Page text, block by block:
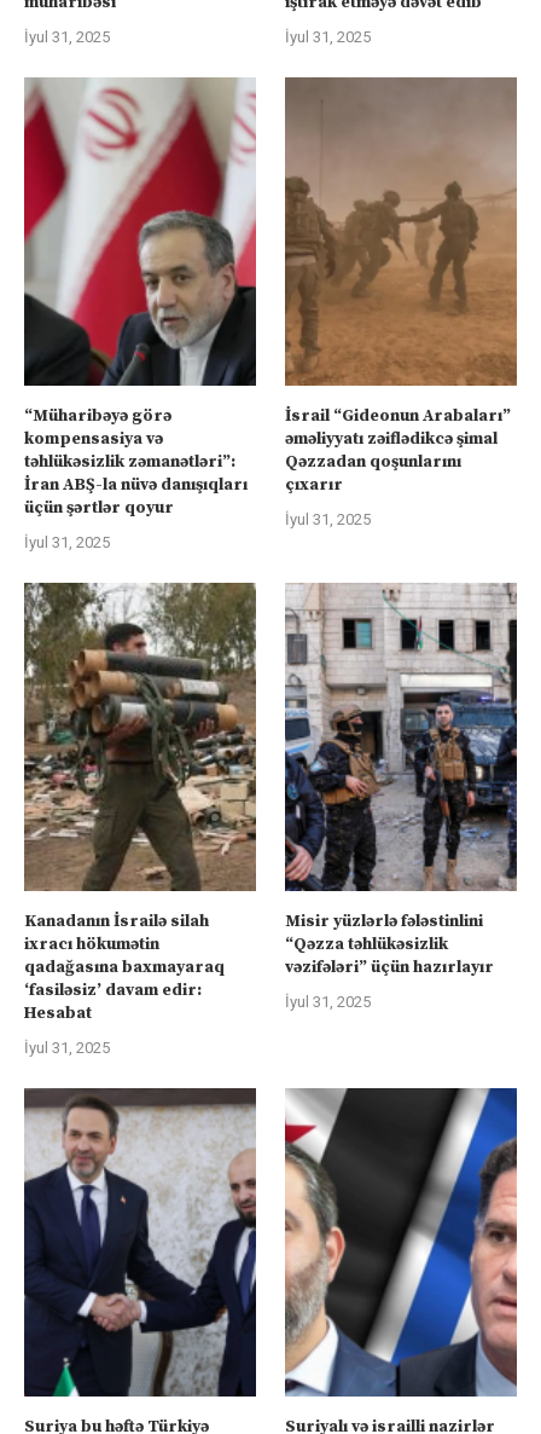
İyul 31, 2025 İyul 31, 2025
“Müharibəyə görə
kompensasiya və
təhlükəsizlik zəmanətləri”:
İran ABŞ-la nüvə danışıqları
üçün şərtlər qoyur
İyul 31, 2025
İsrail “Gideonun Arabaları”
əməliyyatı zəiflədikcə şimal
Qəzzadan qoşunlarını
çıxarır
İyul 31, 2025
Kanadanın İsrailə silah
ixracı hökumətin
qadağasına baxmayaraq
‘fasiləsiz’ davam edir:
Hesabat
İyul 31, 2025
Misir yüzlərlə fələstinlini
“Qəzza təhlükəsizlik
vəzifələri” üçün hazırlayır
İyul 31, 2025
Suriya bu həftə Türkiyə
Suriyalı və israilli nazirlər